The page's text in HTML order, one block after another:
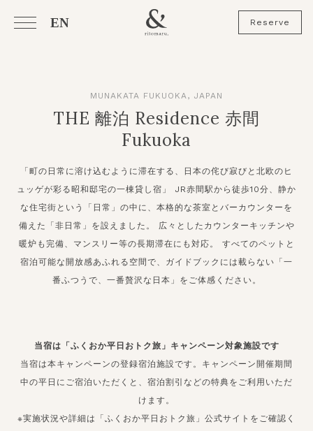
EN Reserve
MUNAKATA FUKUOKA, JAPAN
THE 離泊 Residence 赤間
Fukuoka
「町の日常に溶け込むように滞在する、日本の侘び寂びと北欧のヒ
ュッゲが彩る昭和邸宅の一棟貸し宿」
JR赤間駅から徒歩10分、静か
な住宅街という「日常」の中に、本格的な茶室とバーカウンターを
備えた「非日常」を設えました。
広々としたカウンターキッチンや
暖炉も完備、マンスリー等の長期滞在にも対応。
すべてのペットと
宿泊可能な開放感あふれる空間で、ガイドブックには載らない「一
番ふつうで、一番贅沢な日本」をご体感ください。
当宿は「ふくおか平日おトク旅」キャンペーン対象施設です
当宿は本キャンペーンの登録宿泊施設です。キャンペーン開催期間
中の平日にご宿泊いただくと、宿泊割引などの特典をご利用いただ
けます。
※実施状況や詳細は「ふくおか平日おトク旅」公式サイトをご確認く